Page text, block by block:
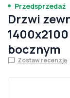
Przedsprzedaż
Drzwi
bocznym
Zostaw recenzję